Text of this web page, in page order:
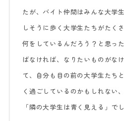
たが、バイト仲間はみんな大学
しそうに歩く大学生たちがたく
何をしているんだろう？と思っ
ばなければ、なりたいものがな
て、自分も目の前の大学生たち
く過ごしているのかもしれない
「隣の大学生は青く見える」でし